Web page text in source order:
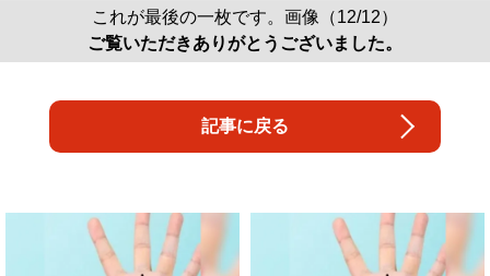
これが最後の一枚です。画像（12/12）
ご覧いただきありがとうございました。
記事に戻る